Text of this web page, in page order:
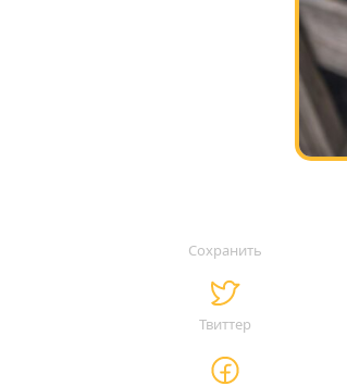
Сохранить
Твиттер